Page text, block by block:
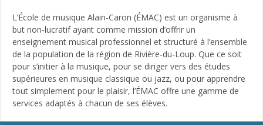
L’École de musique Alain-Caron (ÉMAC) est un organisme à
but non-lucratif ayant comme mission d’offrir un
enseignement musical professionnel et structuré à l’ensemble
de la population de la région de Rivière-du-Loup. Que ce soit
pour s’initier à la musique, pour se diriger vers des études
supérieures en musique classique ou jazz, ou pour apprendre
tout simplement pour le plaisir, l’ÉMAC offre une gamme de
services adaptés à chacun de ses élèves.